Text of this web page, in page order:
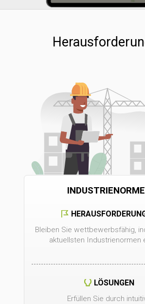
Bleiben Sie wettbewerbsfähig,
aktuellsten Industrienormen
LÖSUNGEN
Erfüllen Sie durch